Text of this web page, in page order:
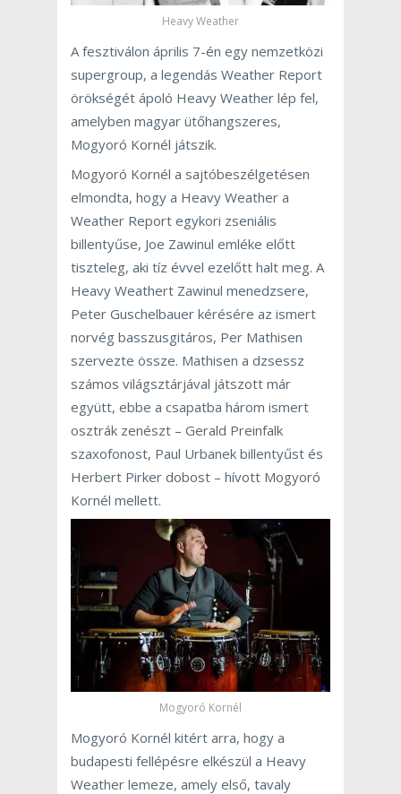
Heavy Weather
A fesztiválon április 7-én egy nemzetközi
supergroup, a legendás Weather Report
örökségét ápoló Heavy Weather lép fel,
amelyben magyar ütőhangszeres,
Mogyoró Kornél játszik.
Mogyoró Kornél a sajtóbeszélgetésen
elmondta, hogy a Heavy Weather a
Weather Report egykori zseniális
billentyűse, Joe Zawinul emléke előtt
tiszteleg, aki tíz évvel ezelőtt halt meg. A
Heavy Weathert Zawinul menedzsere,
Peter Guschelbauer kérésére az ismert
norvég basszusgitáros, Per Mathisen
szervezte össze. Mathisen a dzsessz
számos világsztárjával játszott már
együtt, ebbe a csapatba három ismert
osztrák zenészt – Gerald Preinfalk
szaxofonost, Paul Urbanek billentyűst és
Herbert Pirker dobost – hívott Mogyoró
Kornél mellett.
Mogyoró Kornél
Mogyoró Kornél kitért arra, hogy a
budapesti fellépésre elkészül a Heavy
Weather lemeze, amely első, tavaly